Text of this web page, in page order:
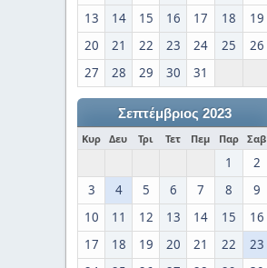
13
14 15 16 17 18
19
20
21 22 23 24 25
26
27
28 29 30 31
Σεπτέμβριος 2023
Κυρ Δευ Τρι Τετ Πεμ Παρ Σαβ
1
2
3
4 5 6 7 8
9
10
11 12 13 14 15
16
17
18 19 20 21 22
23